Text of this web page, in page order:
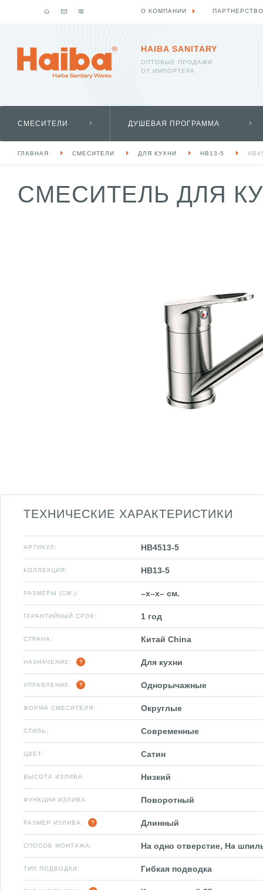
HAIBA SANITARY
ОПТОВЫЕ ПРОДАЖИ
ОТ ИМПОРТЕРА
СМЕСИТЕЛИ ДУШЕВАЯ ПРОГРАММА
ГЛАВНАЯ СМЕСИТЕЛИ ДЛЯ КУХНИ HB13-5
СМЕСИТЕЛЬ ДЛЯ
ТЕХНИЧЕСКИЕ ХАРАКТЕРИСТИКИ
АРТИКУЛ: HB4513-5
КОЛЛЕКЦИЯ: HB13-5
РАЗМЕРЫ (СМ.): –x–x– см.
ГАРАНТИЙНЫЙ СРОК: 1 год
СТРАНА: Китай China
НАЗНАЧЕНИЕ: Для кухни
УПРАВЛЕНИЕ: Однорычажные
ФОРМА СМЕСИТЕЛЯ: Округлые
СТИЛЬ: Современные
ЦВЕТ: Сатин
ВЫСОТА ИЗЛИВА: Низкий
ФУНКЦИИ ИЗЛИВА: Поворотный
РАЗМЕР ИЗЛИВА: Длинный
СПОСОБ МОНТАЖА: На одно отверстие, На
ТИП ПОДВОДКИ: Гибкая подводка
О КОМПАНИИ ПАРТНЕРСТВО